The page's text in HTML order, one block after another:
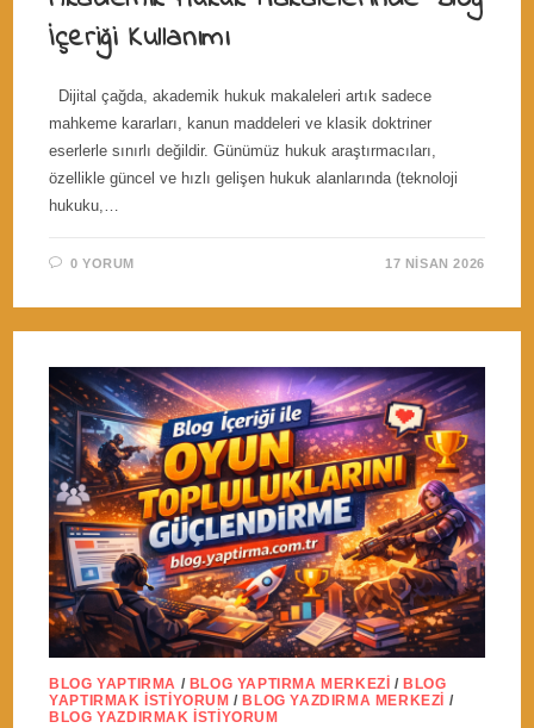
İçeriği Kullanımı
Dijital çağda, akademik hukuk makaleleri artık sadece
mahkeme kararları, kanun maddeleri ve klasik doktriner
eserlerle sınırlı değildir. Günümüz hukuk araştırmacıları,
özellikle güncel ve hızlı gelişen hukuk alanlarında (teknoloji
hukuku,…
0 YORUM 17 NISAN 2026
BLOG YAPTIRMA / BLOG YAPTIRMA MERKEZI / BLOG
YAPTIRMAK İSTIYORUM / BLOG YAZDIRMA MERKEZI /
BLOG YAZDIRMAK İSTIYORUM